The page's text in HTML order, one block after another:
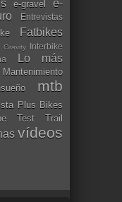
e-gravel
e-
Entrevistas
Fatbikes
Gravity Interbike
Lo más
Mantenimiento
mtb
Plus Bikes
Test Trail
vídeos